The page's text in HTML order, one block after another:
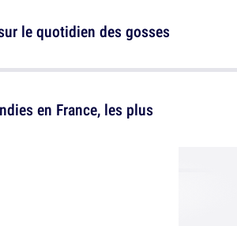
le quotidien des gosses
ignorez sûrement sur les
en France, les plus